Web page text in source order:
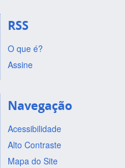
RSS
O que é?
Assine
Navegação
Acessibilidade
Alto Contraste
Mapa do Site